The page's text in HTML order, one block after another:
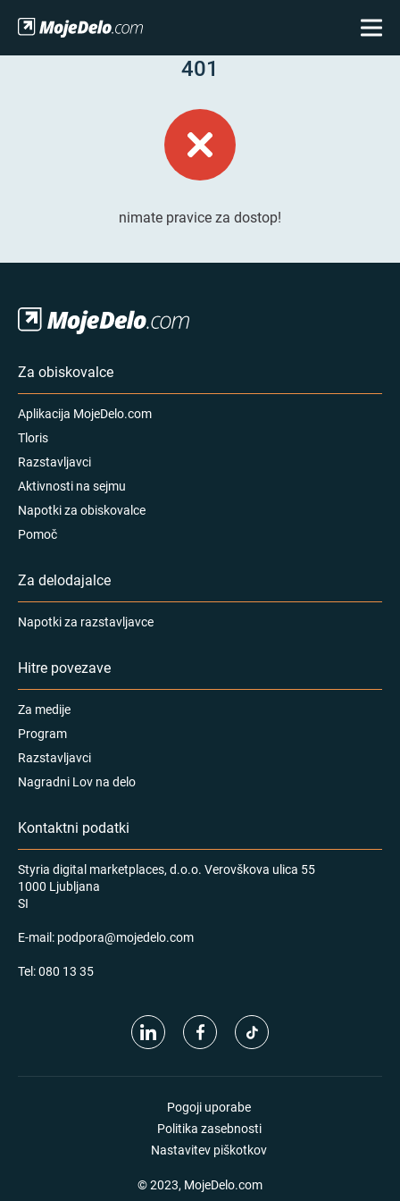
401
nimate pravice za dostop!
Za obiskovalce
Aplikacija MojeDelo.com
Tloris
Razstavljavci
Aktivnosti na sejmu
Napotki za obiskovalce
Pomoč
Za delodajalce
Napotki za razstavljavce
Hitre povezave
Za medije
Program
Razstavljavci
Nagradni Lov na delo
Kontaktni podatki
Styria digital marketplaces, d.o.o. Verovškova ulica 55
1000 Ljubljana
SI
E-mail: podpora@mojedelo.com
Tel:080 13 35
Pogoji uporabe
Politika zasebnosti
Nastavitev piškotkov
© 2023, MojeDelo.com